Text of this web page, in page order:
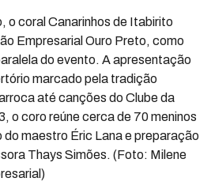
o coral Canarinhos de Itabirito
Empresarial Ouro Preto, como
do evento. A apresentação
marcado pela tradição
até canções do Clube da
o coro reúne cerca de 70 meninos
do maestro Éric Lana e preparação
Thays Simões. (Foto: Milene